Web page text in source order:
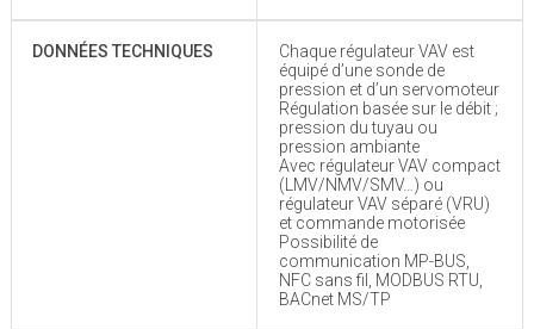
DONNÉES TECHNIQUES
Chaque régulateur VAV est
équipé d’une sonde de
pression et d’un servomoteur
Régulation basée sur le débit ;
pression du tuyau ou
pression ambiante
Avec régulateur VAV compact
(LMV/NMV/SMV…) ou
régulateur VAV séparé (VRU)
et commande motorisée
Possibilité de
communication MP-BUS,
NFC sans fil, MODBUS RTU,
BACnet MS/TP